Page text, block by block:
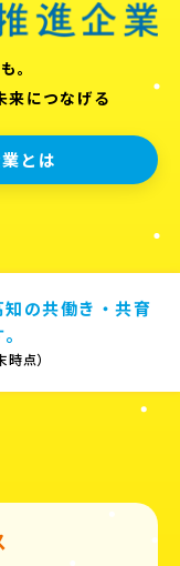
。
来につなげる
とは
の共働き・共育
点）